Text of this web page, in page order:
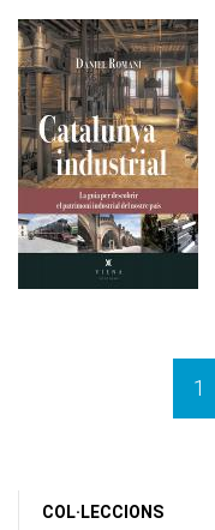
1
COL·LECCIONS